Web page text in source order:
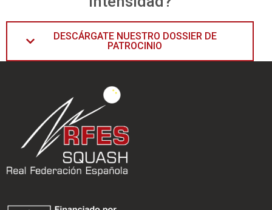
DESCÁRGATE NUESTRO DOSSIER DE
PATROCINIO